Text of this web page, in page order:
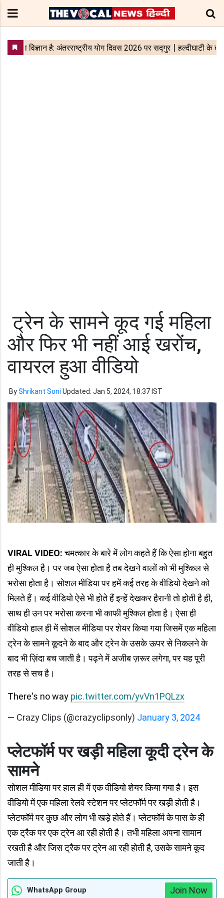
ट्रेन के सामने कूद गई महिला
और फिर भी नहीं आई खरोंच,
वायरल हुआ वीडियो
ByShrikant Soni Updated: Jan 5, 2024, 18:37 IST
VIRAL VIDEO:चमत्कार के बारे में लोग कहते हैं कि ऐसा होना बहुत
ही मुश्किल है। पर जब ऐसा होता है तब देखने वालों को भी मुश्किल से
भरोसा होता है। सोशल मीडिया पर हमें कई तरह के वीडियो देखने को
मिलते हैं। कई वीडियो ऐसे भी होते हैं इन्हें देखकर हैरानी तो होती है ही,
साथ ही उन पर भरोसा करना भी काफी मुश्किल होता है। ऐसा ही
वीडियो हाल ही में सोशल मीडिया पर शेयर किया गया जिसमें एक महिला
ट्रेन के सामने कूदने के बाद और ट्रेन के उसके ऊपर से निकलने के
बाद भी ज़िंदा बच जाती है। पढ़ने में अजीब ज़रूर लगेगा, पर यह पूरी
तरह से सच है।
There's no way pic.twitter.com/yvVn1PQLzx
— Crazy Clips (@crazyclipsonly) January 3, 2024
प्लेटफॉर्म पर खड़ी महिला कूदी ट्रेन के
सामने
सोशल मीडिया पर हाल ही में एक वीडियो शेयर किया गया है। इस
वीडियो में एक महिला रेलवे स्टेशन पर प्लेटफॉर्म पर खड़ी होती है।
प्लेटफॉर्म पर कुछ और लोग भी खड़े होते हैं। प्लेटफॉर्म के पास के ही
एक ट्रैक पर एक ट्रेन आ रही होती है। तभी महिला अपना सामान
रखती है और जिस ट्रैक पर ट्रेन आ रही होती है, उसके सामने कूद
जाती है।
WhatsApp Group Join Now